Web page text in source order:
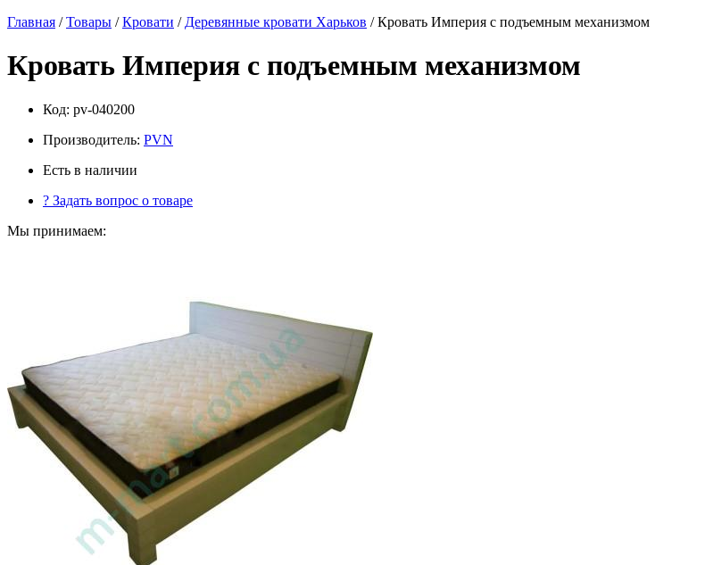
Главная /Товары /Кровати / Деревянные кровати Харьков / Кровать Империя с подъемным механизмом
Кровать Империя с подъемным механизмом
Код: pv-040200
Производитель: PVN
Есть в наличии
? Задать вопрос о товаре
Мы принимаем: